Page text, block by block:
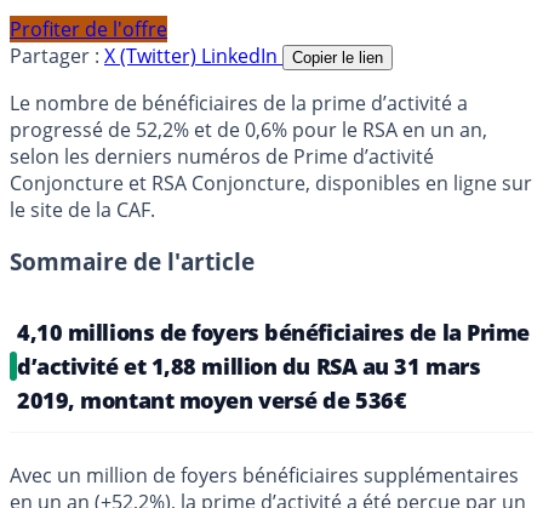
Profiter de l'offre
Partager : X (Twitter) LinkedIn Copier le lien
Le nombre de bénéficiaires de la prime d’activité a
progressé de 52,2% et de 0,6% pour le RSA en un an,
selon les derniers numéros de Prime d’activité
Conjoncture et RSA Conjoncture, disponibles en ligne sur
le site de la CAF.
Sommaire de l'article
4,10 millions de foyers bénéficiaires de la Prime
d’activité et 1,88 million du RSA au 31 mars
2019, montant moyen versé de 536€
Avec un million de foyers bénéficiaires supplémentaires
en un an (+52,2%), la prime d’activité a été perçue par un